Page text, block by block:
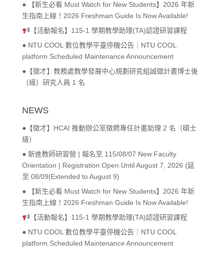
● 【新生必看 Must Watch for New Students】2026 年新
生指南上線！2026 Freshman Guide Is Now Available!
【活動報名】115-1 學期教學助理(TA)認證研習課程
● NTU COOL 數位教學平臺停機公告｜NTU COOL
platform Scheduled Maintenance Announcement
●【徵才】教務處教學發展中心規劃研究組誠徵計畫博士後
（級）研究人員 1 名
NEWS
●【徵才】HCAI 推動辦公室徵聘專任計畫助理 2 名（碩士
級）
● 新進教師研習營 | 報名至 115/08/07 New Faculty
Orientation | Registration Open Until August 7, 2026 (延
至 08/09|Extended to August 9)
● 【新生必看 Must Watch for New Students】2026 年新
生指南上線！2026 Freshman Guide Is Now Available!
【活動報名】115-1 學期教學助理(TA)認證研習課程
● NTU COOL 數位教學平臺停機公告｜NTU COOL
platform Scheduled Maintenance Announcement